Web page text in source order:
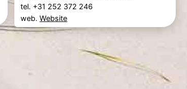
tel. +31 252 372 246
web.Website